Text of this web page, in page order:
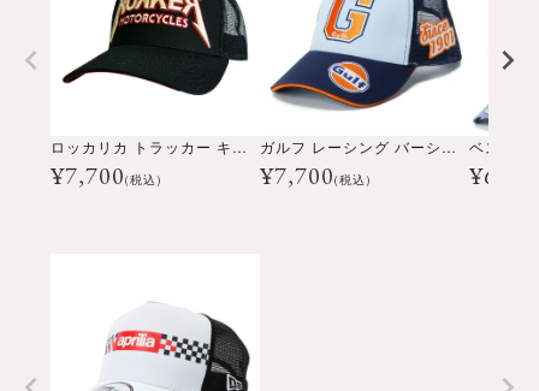
ロッカリカ トラッカー キャップ
¥7,700(税込)
ガルフ レーシング バーシティー トラッカー キャップ
¥7,700(税込) ¥